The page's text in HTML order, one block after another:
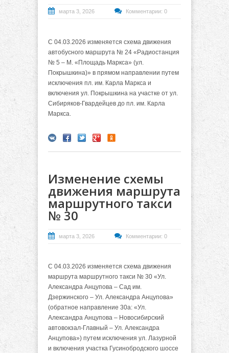
марта 3, 2026 Комментарии: 0
С 04.03.2026 изменяется схема движения
автобусного маршрута № 24 «Радиостанция
№ 5 – М. «Площадь Маркса» (ул.
Покрышкина)» в прямом направлении путем
исключения пл. им. Карла Маркса и
включения ул. Покрышкина на участке от ул.
Сибиряков-Гвардейцев до пл. им. Карла
Маркса.
Изменение схемы
движения маршрута
маршрутного такси
№ 30
марта 3, 2026 Комментарии: 0
С 04.03.2026 изменяется схема движения
маршрута маршрутного такси № 30 «Ул.
Александра Анцупова – Сад им.
Дзержинского – Ул. Александра Анцупова»
(обратное направление 30а: «Ул.
Александра Анцупова – Новосибирский
автовокзал-Главный – Ул. Александра
Анцупова») путем исключения ул. Лазурной
и включения участка Гусинобродского шоссе